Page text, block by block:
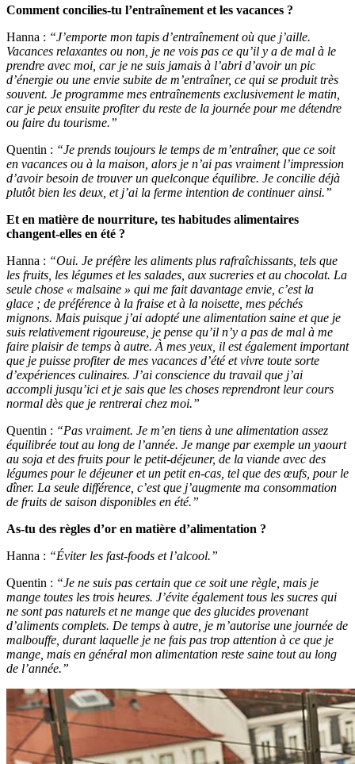
Comment concilies-tu l’entraînement et les vacances ?
Hanna : “J’emporte mon tapis d’entraînement où que j’aille.
Vacances relaxantes ou non, je ne vois pas ce qu’il y a de mal à le
prendre avec moi, car je ne suis jamais à l’abri d’avoir un pic
d’énergie ou une envie subite de m’entraîner, ce qui se produit très
souvent. Je programme mes entraînements exclusivement le matin,
car je peux ensuite profiter du reste de la journée pour me détendre
ou faire du tourisme.”
Quentin : “Je prends toujours le temps de m’entraîner, que ce soit
en vacances ou à la maison, alors je n’ai pas vraiment l’impression
d’avoir besoin de trouver un quelconque équilibre. Je concilie déjà
plutôt bien les deux, et j’ai la ferme intention de continuer ainsi.”
Et en matière de nourriture, tes habitudes alimentaires
changent-elles en été ?
Hanna : “Oui. Je préfère les aliments plus rafraîchissants, tels que
les fruits, les légumes et les salades, aux sucreries et au chocolat. La
seule chose « malsaine » qui me fait davantage envie, c’est la
glace ; de préférence à la fraise et à la noisette, mes péchés
mignons. Mais puisque j’ai adopté une alimentation saine et que je
suis relativement rigoureuse, je pense qu’il n’y a pas de mal à me
faire plaisir de temps à autre. À mes yeux, il est également important
que je puisse profiter de mes vacances d’été et vivre toute sorte
d’expériences culinaires. J’ai conscience du travail que j’ai
accompli jusqu’ici et je sais que les choses reprendront leur cours
normal dès que je rentrerai chez moi.”
Quentin : “Pas vraiment. Je m’en tiens à une alimentation assez
équilibrée tout au long de l’année. Je mange par exemple un yaourt
au soja et des fruits pour le petit-déjeuner, de la viande avec des
légumes pour le déjeuner et un petit en-cas, tel que des œufs, pour le
dîner. La seule différence, c’est que j’augmente ma consommation
de fruits de saison disponibles en été.”
As-tu des règles d’or en matière d’alimentation ?
Hanna : “Éviter les fast-foods et l’alcool.”
Quentin : “Je ne suis pas certain que ce soit une règle, mais je
mange toutes les trois heures. J’évite également tous les sucres qui
ne sont pas naturels et ne mange que des glucides provenant
d’aliments complets. De temps à autre, je m’autorise une journée de
malbouffe, durant laquelle je ne fais pas trop attention à ce que je
mange, mais en général mon alimentation reste saine tout au long
de l’année.”